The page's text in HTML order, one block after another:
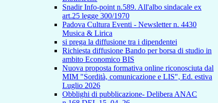
Snadir Info-point n.589. All'albo sindacale ex
art.25 legge 300/1970
Padova Cultura Eventi - Newsletter n. 4430
Musica & Lirica
si prega la diffusione tra i dipendentei
Richiesta diffusione Bando per borsa di studio in
ambito Economico BIS
Nuova proposta formativa online riconosciuta dal
MIM "Sordità, comunicazione e LIS", Ed. estiva
Luglio 2026
Obblighi di pubblicazione- Delibera ANAC